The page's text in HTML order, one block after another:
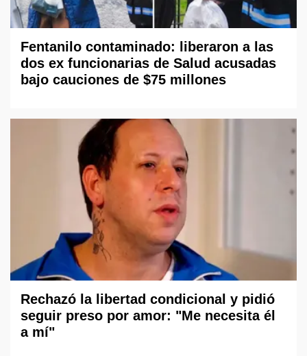
Fentanilo contaminado: liberaron a las
dos ex funcionarias de Salud acusadas
bajo cauciones de $75 millones
Rechazó la libertad condicional y pidió
seguir preso por amor: "Me necesita él
a mí"